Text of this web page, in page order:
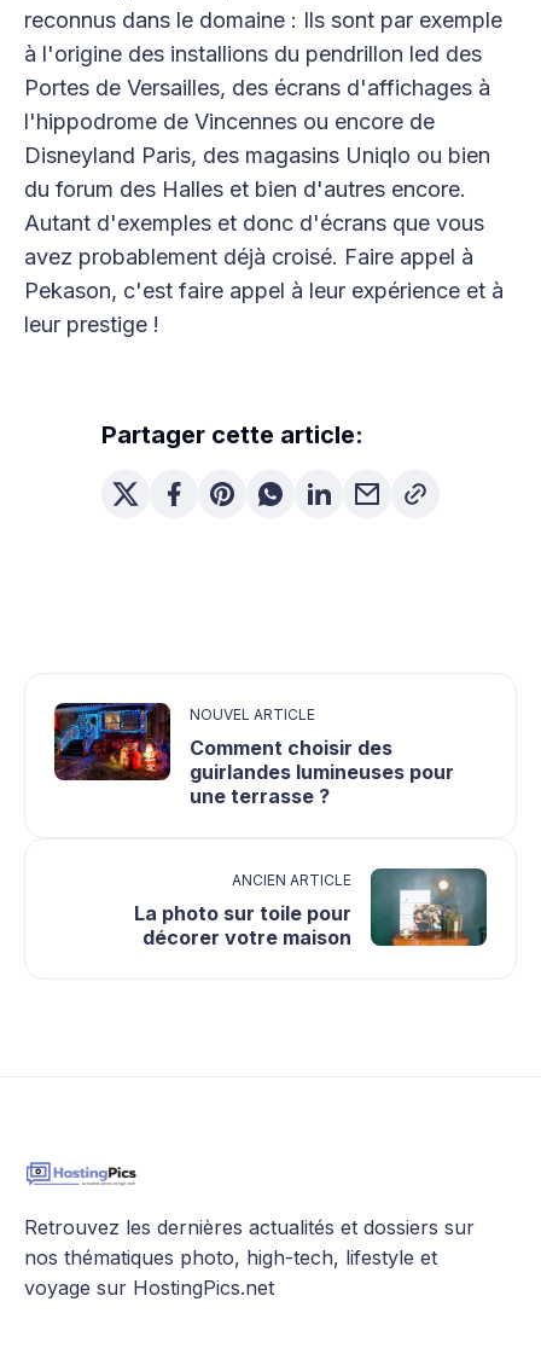
reconnus dans le domaine : Ils sont par exemple
à l'origine des installions du pendrillon led des
Portes de Versailles, des écrans d'affichages à
l'hippodrome de Vincennes ou encore de
Disneyland Paris, des magasins Uniqlo ou bien
du forum des Halles et bien d'autres encore.
Autant d'exemples et donc d'écrans que vous
avez probablement déjà croisé. Faire appel à
Pekason, c'est faire appel à leur expérience et à
leur prestige !
Partager cette article:
NOUVEL ARTICLE
Comment choisir des
guirlandes lumineuses pour
une terrasse ?
ANCIEN ARTICLE
La photo sur toile pour
décorer votre maison
Retrouvez les dernières actualités et dossiers sur
nos thématiques photo, high-tech, lifestyle et
voyage sur HostingPics.net